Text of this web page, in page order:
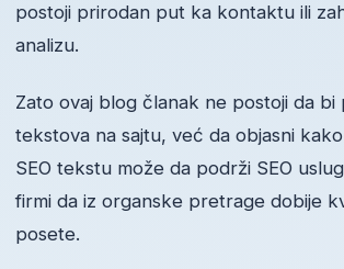
postoji prirodan put ka kontaktu ili
analizu.
Zato ovaj blog članak ne postoji da bi
tekstova na sajtu, već da objasni
SEO tekstu može da podrži SEO
firmi da iz organske pretrage dobije
posete.